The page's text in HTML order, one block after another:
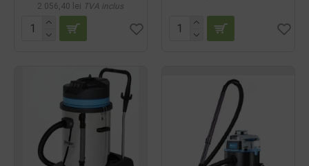
2.056,40 lei TVA inclus